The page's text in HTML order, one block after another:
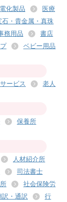
電化製品
医療
石・貴金属・真珠
務用品
書店
ベビー用品
ービス
老人
保養所
人材紹介所
司法書士
社会保険労
訳・通訳 行